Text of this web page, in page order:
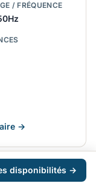
/ FRÉQUENCE
→
disponibilités →